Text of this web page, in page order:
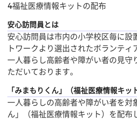
4福祉医療情報キットの配布
安心訪問員とは
安心訪問員は市内の小学校区毎に設
トワークより選出されたボランティ
一人暮らし高齢者や障がい者の見守
ただいております。
「みまもりくん」（福祉医療情報キッ
一人暮らしの高齢者や障がい者を対
ん」（福祉医療情報キット）を配布